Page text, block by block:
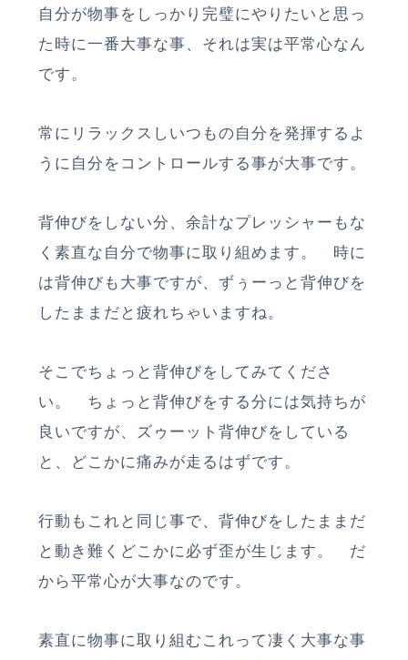
自分が物事をしっかり完璧にやりたいと思っ
た時に一番大事な事、それは実は平常心なん
です。
常にリラックスしいつもの自分を発揮するよ
うに自分をコントロールする事が大事です。
背伸びをしない分、余計なプレッシャーもな
く素直な自分で物事に取り組めます。 時に
は背伸びも大事ですが、ずぅーっと背伸びを
したままだと疲れちゃいますね。
そこでちょっと背伸びをしてみてくださ
い。 ちょっと背伸びをする分には気持ちが
良いですが、ズゥーット背伸びをしている
と、どこかに痛みが走るはずです。
行動もこれと同じ事で、背伸びをしたままだ
と動き難くどこかに必ず歪が生じます。 だ
から平常心が大事なのです。
素直に物事に取り組むこれって凄く大事な事